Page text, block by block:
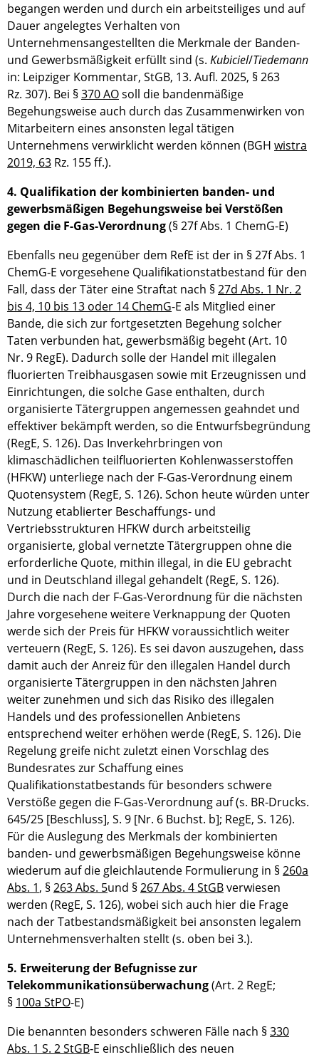
begangen werden und durch ein arbeitsteiliges und auf
Dauer angelegtes Verhalten von
Unternehmensangestellten die Merkmale der Banden-
und Gewerbsmäßigkeit erfüllt sind (s. Kubiciel/Tiedemann
in: Leipziger Kommentar, StGB, 13. Aufl. 2025, § 263
Rz. 307). Bei §370 AOsoll die bandenmäßige
Begehungsweise auch durch das Zusammenwirken von
Mitarbeitern eines ansonsten legal tätigen
Unternehmens verwirklicht werden können (BGH wistra
2019, 63 Rz. 155 ff.).
4. Qualifikation der kombinierten banden- und
gewerbsmäßigen Begehungsweise bei Verstößen
gegen die F-Gas-Verordnung(§ 27f Abs. 1 ChemG-E)
Ebenfalls neu gegenüber dem RefE ist der in § 27f Abs. 1
ChemG‑E vorgesehene Qualifikationstatbestand für den
Fall, dass der Täter eine Straftat nach §27d Abs. 1 Nr. 2
bis 4, 10 bis 13 oder 14 ChemG-E als Mitglied einer
Bande, die sich zur fortgesetzten Begehung solcher
Taten verbunden hat, gewerbsmäßig begeht (Art. 10
Nr. 9 RegE). Dadurch solle der Handel mit illegalen
fluorierten Treibhausgasen sowie mit Erzeugnissen und
Einrichtungen, die solche Gase enthalten, durch
organisierte Tätergruppen angemessen geahndet und
effektiver bekämpft werden, so die Entwurfsbegründung
(RegE, S. 126). Das Inverkehrbringen von
klimaschädlichen teilfluorierten Kohlenwasserstoffen
(HFKW) unterliege nach der F-Gas-Verordnung einem
Quotensystem (RegE, S. 126). Schon heute würden unter
Nutzung etablierter Beschaffungs- und
Vertriebsstrukturen HFKW durch arbeitsteilig
organisierte, global vernetzte Tätergruppen ohne die
erforderliche Quote, mithin illegal, in die EU gebracht
und in Deutschland illegal gehandelt (RegE, S. 126).
Durch die nach der F-Gas-Verordnung für die nächsten
Jahre vorgesehene weitere Verknappung der Quoten
werde sich der Preis für HFKW voraussichtlich weiter
verteuern (RegE, S. 126). Es sei davon auszugehen, dass
damit auch der Anreiz für den illegalen Handel durch
organisierte Tätergruppen in den nächsten Jahren
weiter zunehmen und sich das Risiko des illegalen
Handels und des professionellen Anbietens
entsprechend weiter erhöhen werde (RegE, S. 126). Die
Regelung greife nicht zuletzt einen Vorschlag des
Bundesrates zur Schaffung eines
Qualifikationstatbestands für besonders schwere
Verstöße gegen die F-Gas-Verordnung auf (s. BR‑Drucks.
645/25 [Beschluss], S. 9 [Nr. 6 Buchst. b]; RegE, S. 126).
Für die Auslegung des Merkmals der kombinierten
banden- und gewerbsmäßigen Begehungsweise könne
wiederum auf die gleichlautende Formulierung in §260a
Abs. 1, §263 Abs. 5und §267 Abs. 4 StGBverwiesen
werden (RegE, S. 126), wobei sich auch hier die Frage
nach der Tatbestandsmäßigkeit bei ansonsten legalem
Unternehmensverhalten stellt (s. oben bei 3.).
5. Erweiterung der Befugnisse zur
Telekommunikationsüberwachung(Art. 2 RegE;
§ 100a StPO-E)
Die benannten besonders schweren Fälle nach §330
Abs. 1 S. 2 StGB‑E einschließlich des neuen